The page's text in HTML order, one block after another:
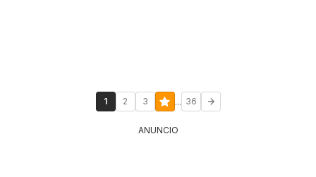
1 2 3 ... 36
ANUNCIO